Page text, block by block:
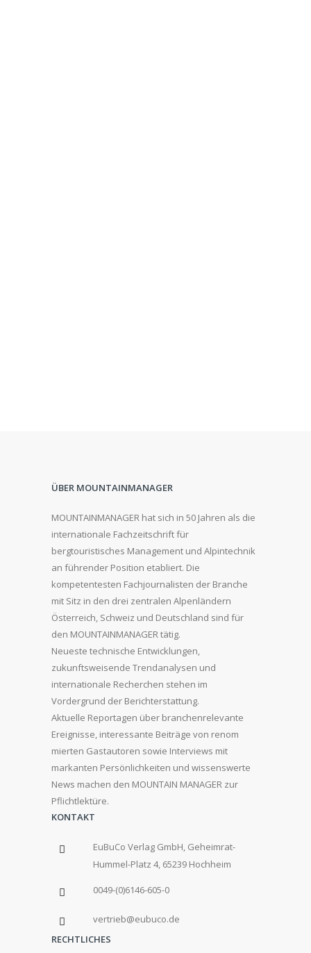
ÜBER MOUNTAINMANAGER
MOUNTAINMANAGER hat sich in 50 Jahren als die
internationale Fachzeitschrift für
bergtouristisches Management und Alpintechnik
an führender Position etabliert. Die
kompetentesten Fachjournalisten der Branche
mit Sitz in den drei zentralen Alpenländern
Österreich, Schweiz und Deutschland sind für
den MOUNTAINMANAGER tätig.
Neueste technische Entwicklungen,
zukunftsweisende Trendanalysen und
internationale Recherchen stehen im
Vordergrund der Berichterstattung.
Aktuelle Reportagen über branchenrelevante
Ereignisse, interessante Beiträge von renom
mierten Gastautoren sowie Interviews mit
markanten Persönlichkeiten und wissenswerte
News machen den MOUNTAIN MANAGER zur
Pflichtlektüre.
KONTAKT
EuBuCo Verlag GmbH, Geheimrat-
Hummel-Platz 4, 65239 Hochheim
0049-(0)6146-605-0
vertrieb@eubuco.de
RECHTLICHES